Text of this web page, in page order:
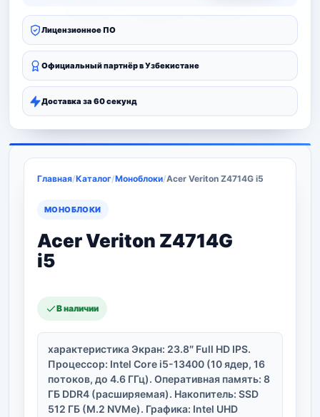
Лицензионное ПО
Официальный партнёр в Узбекистане
Доставка за 60 секунд
Главная/Каталог/Моноблоки/Acer Veriton Z4714G i5
МОНОБЛОКИ
Acer Veriton Z4714G
i5
В наличии
характеристика Экран: 23.8″ Full HD IPS.
Процессор: Intel Core i5-13400 (10 ядер, 16
потоков, до 4.6 ГГц). Оперативная память: 8
ГБ DDR4 (расширяемая). Накопитель: SSD
512 ГБ (M.2 NVMe). Графика: Intel UHD